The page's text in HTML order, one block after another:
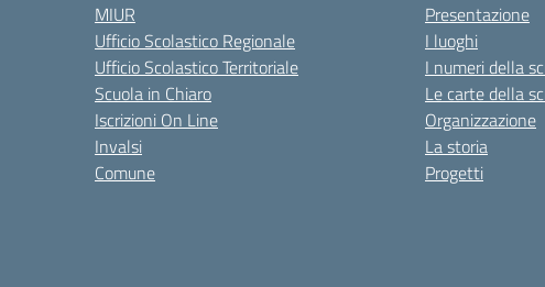
MIUR
Ufficio Scolastico Regionale
Ufficio Scolastico Territoriale
Scuola in Chiaro
Iscrizioni On Line
Invalsi
Comune
Presentazione
I luoghi
I numeri della
Le carte della
Organizzazione
La storia
Progetti